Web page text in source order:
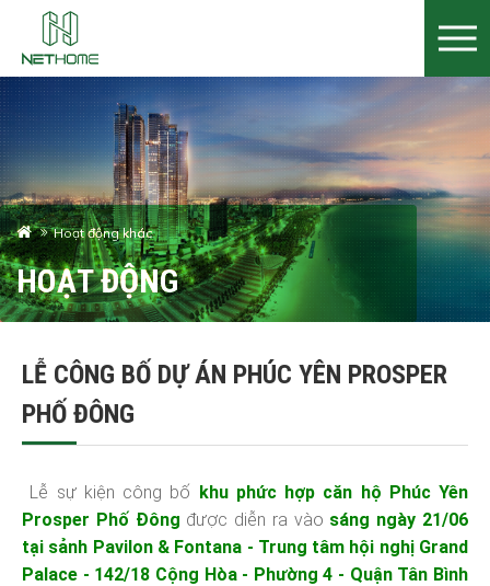
Hoạt động khác
HOẠT ĐỘNG
LỄ CÔNG BỐ DỰ ÁN PHÚC YÊN PROSPER
PHỐ ĐÔNG
Lễ sự kiện công bố khu phức hợp căn hộ Phúc Yên
Prosper Phố Đông được diễn ra vào sáng ngày 21/06
tại sảnh Pavilon & Fontana - Trung tâm hội nghị Grand
Palace - 142/18 Cộng Hòa - Phường 4 - Quận Tân Bình